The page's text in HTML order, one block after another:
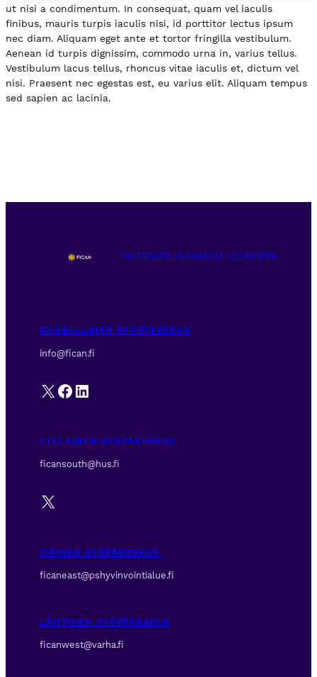
ut nisi a condimentum. In consequat, quam vel iaculis
finibus, mauris turpis iaculis nisi, id porttitor lectus ipsum
nec diam. Aliquam eget ante et tortor fringilla vestibulum.
Aenean id turpis dignissim, commodo urna in, varius tellus.
Vestibulum lacus tellus, rhoncus vitae iaculis et, dictum vel
nisi. Praesent nec egestas est, eu varius elit. Aliquam tempus
sed sapien ac lacinia.
TIETOSUOJASAAVUTETTAVUUS
KANSALLINEN SYÖPÄKESKUS
info@fican.fi
X Facebook
LinkedIn
ETELÄINEN SYÖPÄKESKUS
ficansouth@hus.fi
X
ITÄINEN SYÖPÄKESKUS
ficaneast@pshyvinvointialue.fi
LÄNTINEN SYÖPÄKESKUS
ficanwest@varha.fi